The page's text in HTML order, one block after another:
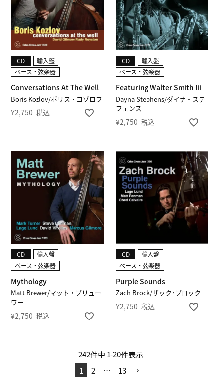
Boris Kozlov/ボリス・コゾロフ
Conversations At The Well
CD
輸入盤
ベース・弦楽器
¥2,750 税込
Dayna Stephens/ダイナ・ステ
フェンズ
Featuring Walter Smith Iii
CD
輸入盤
ベース・弦楽器
¥2,750 税込
Matt Brewer/マット・ブリュー
ワー
Mythology
CD
輸入盤
ベース・弦楽器
¥2,750 税込
Zach Brock/ザック･ブロック
Purple Sounds
CD
輸入盤
ベース・弦楽器
¥2,750 税込
242件中 1-20件表示
1
2 … 13